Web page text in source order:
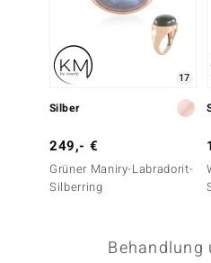
17
Silber
249,- €
Grüner Maniry-Labradorit-
Silberring
Behandlung